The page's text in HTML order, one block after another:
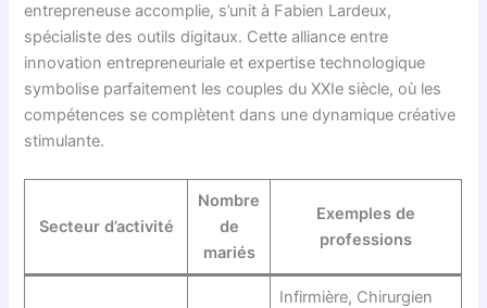
entrepreneuse accomplie, s’unit à Fabien Lardeux,
spécialiste des outils digitaux. Cette alliance entre
innovation entrepreneuriale et expertise technologique
symbolise parfaitement les couples du XXIe siècle, où les
compétences se complètent dans une dynamique créative
stimulante.
Secteur d’activité
Nombre
de
mariés
Exemples de
professions
Infirmière, Chirurgien